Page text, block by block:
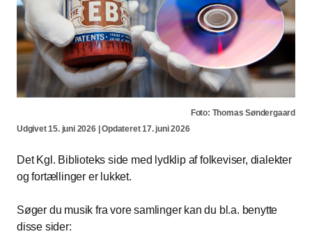
Foto: Thomas Søndergaard
Udgivet 15. juni 2026 | Opdateret 17. juni 2026
Det Kgl. Biblioteks side med lydklip af folkeviser, dialekter
og fortællinger er lukket.
Søger du musik fra vore samlinger kan du bl.a. benytte
disse sider: